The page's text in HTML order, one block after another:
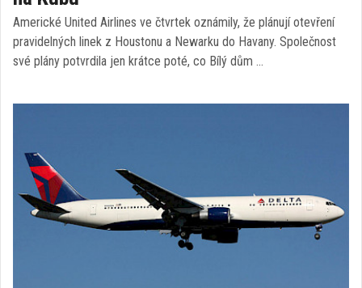
Americké United Airlines ve čtvrtek oznámily, že plánují otevření
pravidelných linek z Houstonu a Newarku do Havany. Společnost
své plány potvrdila jen krátce poté, co Bílý dům …